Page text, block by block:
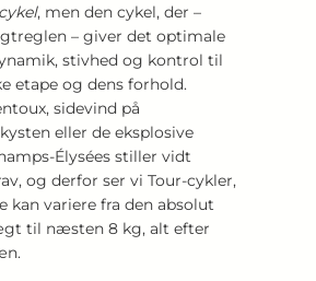
, men den cykel, der –
– giver det optimale
stivhed og kontrol til
etape og dens forhold.
sidevind på
eller de eksplosive
Élysées stiller vidt
og derfor ser vi Tour-cykler,
kan variere fra den absolut
til næsten 8 kg, alt efter